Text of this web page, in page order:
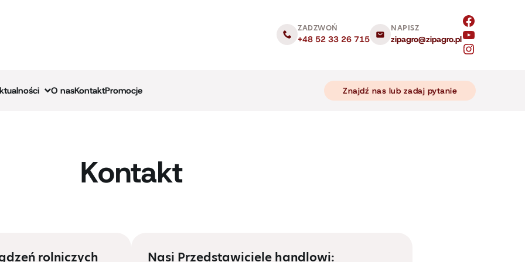
ZADZWOŃ
+48 52 33 26 715
NAPISZ
zipagro@zipagro.pl
O nasKontaktPromocje Znajdź nas lub zadaj pytanie
Kontakt
rolniczych Nasi Przedstawiciele handlowi: